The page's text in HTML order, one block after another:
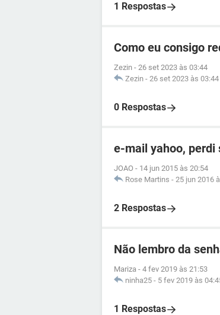
1 Respostas
Como eu consigo
Zezin - 26 set 2023 às 03:44
Zezin - 26 set 2023 às 03:44
0 Respostas
e-mail yahoo, perdi
JOAO - 14 jun 2015 às 20:54
Rose Martins - 25 jun 2016
2 Respostas
Não lembro da
Mariza - 4 fev 2019 às 21:53
ninha25 - 5 fev 2019 às
1 Respostas